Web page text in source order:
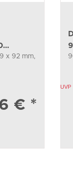
x 92 mm,
€ *
Warenkorb
UVP